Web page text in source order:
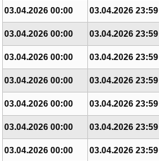
03.04.2026 00:00
03.04.2026 23:59
03.04.2026 00:00
03.04.2026 23:59
03.04.2026 00:00
03.04.2026 23:59
03.04.2026 00:00
03.04.2026 23:59
03.04.2026 00:00
03.04.2026 23:59
03.04.2026 00:00
03.04.2026 23:59
03.04.2026 00:00
03.04.2026 23:59